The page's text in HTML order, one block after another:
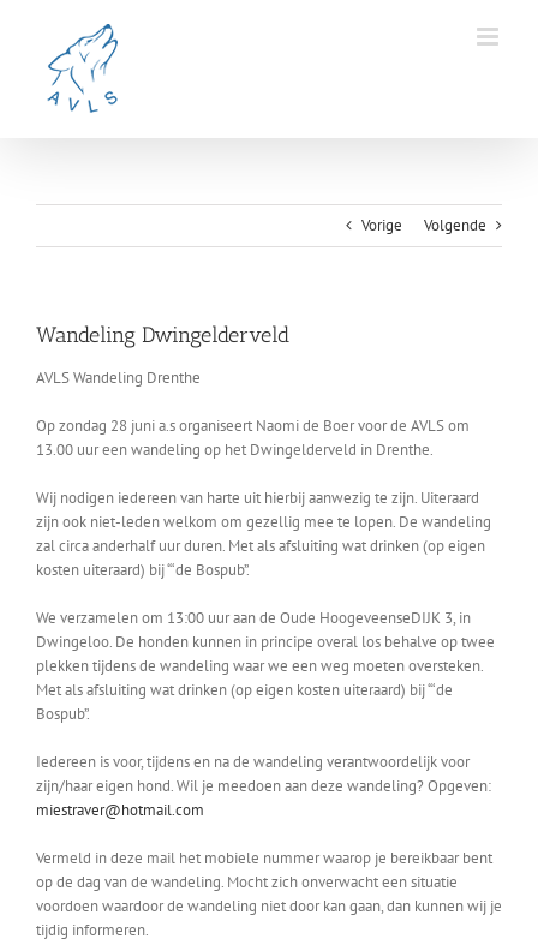
Vorige Volgende
Wandeling Dwingelderveld
AVLS Wandeling Drenthe
Op zondag 28 juni a.s organiseert Naomi de Boer voor de AVLS om
13.00 uur een wandeling op het Dwingelderveld in Drenthe.
Wij nodigen iedereen van harte uit hierbij aanwezig te zijn. Uiteraard
zijn ook niet-leden welkom om gezellig mee te lopen. De wandeling
zal circa anderhalf uur duren. Met als afsluiting wat drinken (op eigen
kosten uiteraard) bij “‘de Bospub”.
We verzamelen om 13:00 uur aan de Oude HoogeveenseDIJK 3, in
Dwingeloo. De honden kunnen in principe overal los behalve op twee
plekken tijdens de wandeling waar we een weg moeten oversteken.
Met als afsluiting wat drinken (op eigen kosten uiteraard) bij “‘de
Bospub”.
Iedereen is voor, tijdens en na de wandeling verantwoordelijk voor
zijn/haar eigen hond. Wil je meedoen aan deze wandeling? Opgeven:
miestraver@hotmail.com
Vermeld in deze mail het mobiele nummer waarop je bereikbaar bent
op de dag van de wandeling. Mocht zich onverwacht een situatie
voordoen waardoor de wandeling niet door kan gaan, dan kunnen wij je
tijdig informeren.